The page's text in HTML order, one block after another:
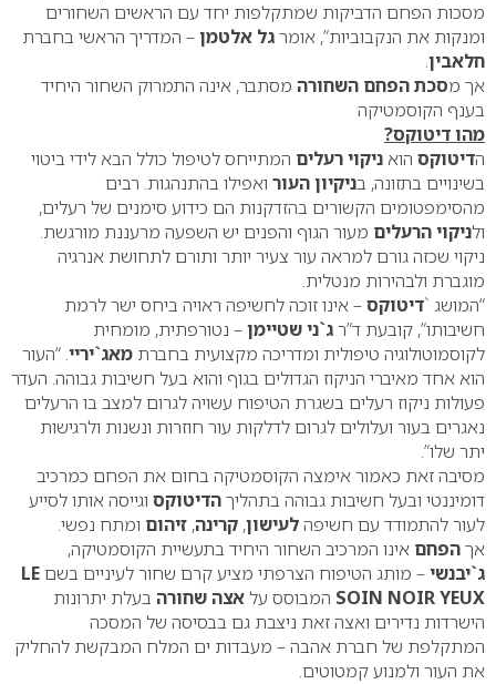
מסכות הפחם הדביקות שמתקלפות יחד עם הראשים השחורים
ומנקות את הנקבוביות”, אומרגל אלטמן– המדריך הראשי בחברת
חלאבין.
אך מסכת הפחם השחורה מסתבר, אינה התמרוק השחור היחיד
בענף הקוסמטיקה
מהו דיטוקס?
הדיטוקס הוא ניקוי רעלים המתייחס לטיפול כולל הבא לידי ביטוי
בשינויים בתזונה, בניקיון העור ואפילו בהתנהגות. רבים
מהסימפטומים הקשורים בהזדקנות הם כידוע סימנים של רעלים,
ולניקוי הרעלים מעור הגוף והפנים יש השפעה מרעננת מורגשת.
ניקוי שכזה גורם למראה עור צעיר יותר ותורם לתחושת אנרגיה
מוגברת ולבהירות מנטלית.
“המושג `דיטוקס– אינו זוכה לחשיפה ראויה ביחס ישר לרמת
חשיבותו”, קובעת ד”רג`ני שטיימן– נטורפתית, מומחית
לקוסמוטולוגיה טיפולית ומדריכה מקצועית בחברת מאג`יריי. “העור
הוא אחד מאיברי הניקוז הגדולים בגוף והוא בעל חשיבות גבוהה. העדר
פעולות ניקוז רעלים בשגרת הטיפוח עשויה לגרום למצב בו הרעלים
נאגרים בעור ועלולים לגרום לדלקות עור חוזרות ונשנות ולרגישות
יתר שלו”.
מסיבה זאת כאמור אימצה הקוסמטיקה בחום את הפחם כמרכיב
דומיננטי ובעל חשיבות גבוהה בתהליךהדיטוקס וגייסה אותו לסייע
לעור להתמודד עם חשיפהלעישון, קרינה, זיהום ומתח נפשי.
אךהפחם אינו המרכיב השחור היחיד בתעשיית הקוסמטיקה,
ג`יבנשי– מותג הטיפוח הצרפתי מציע קרם שחור לעיניים בשם LE
SOIN NOIR YEUX המבוסס עלאצה שחורה בעלת יתרונות
הישרדות נדירים ואצה זאת ניצבת גם בבסיסה של המסכה
המתקלפת של חברת אהבה – מעבדות ים המלח המבקשת להחליק
את העור ולמנוע קמטוטים.